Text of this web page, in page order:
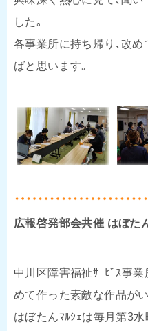
した｡
各事業所に持ち帰り､改
ばと思います｡
広報啓発部会共催 はぼた
中川区障害福祉ｻｰﾋﾞｽ事
めて作った素敵な作品が
はぼたんﾏﾙｼｪは毎月第3